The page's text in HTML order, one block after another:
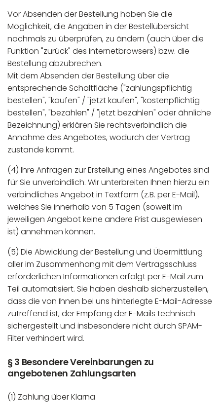
Vor Absenden der Bestellung haben Sie die
Möglichkeit, die Angaben in der Bestellübersicht
nochmals zu überprüfen, zu ändern (auch über die
Funktion "zurück" des Internetbrowsers) bzw. die
Bestellung abzubrechen.
Mit dem Absenden der Bestellung über die
entsprechende Schaltfläche ("zahlungspflichtig
bestellen", "kaufen" / "jetzt kaufen", "kostenpflichtig
bestellen", "bezahlen" / "jetzt bezahlen" oder ähnliche
Bezeichnung) erklären Sie rechtsverbindlich die
Annahme des Angebotes, wodurch der Vertrag
zustande kommt.
(4) Ihre Anfragen zur Erstellung eines Angebotes sind
für Sie unverbindlich. Wir unterbreiten Ihnen hierzu ein
verbindliches Angebot in Textform (z.B. per E-Mail),
welches Sie innerhalb von 5 Tagen (soweit im
jeweiligen Angebot keine andere Frist ausgewiesen
ist) annehmen können.
(5) Die Abwicklung der Bestellung und Übermittlung
aller im Zusammenhang mit dem Vertragsschluss
erforderlichen Informationen erfolgt per E-Mail zum
Teil automatisiert. Sie haben deshalb sicherzustellen,
dass die von Ihnen bei uns hinterlegte E-Mail-Adresse
zutreffend ist, der Empfang der E-Mails technisch
sichergestellt und insbesondere nicht durch SPAM-
Filter verhindert wird.
§ 3 Besondere Vereinbarungen zu
angebotenen Zahlungsarten
(1) Zahlung über Klarna